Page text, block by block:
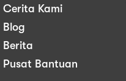
Cerita Kami
Blog
Berita
Pusat Bantuan